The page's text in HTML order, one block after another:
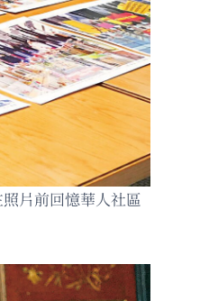
片前回憶華人社區